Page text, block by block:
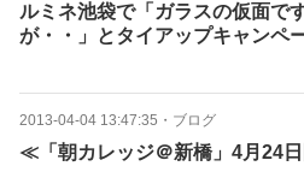
ルミネ池袋で「ガラスの仮面で
が・・」とタイアップキャンペ
2013-04-04 13:47:35 ・ ブログ
≪「朝カレッジ＠新橋」4月24